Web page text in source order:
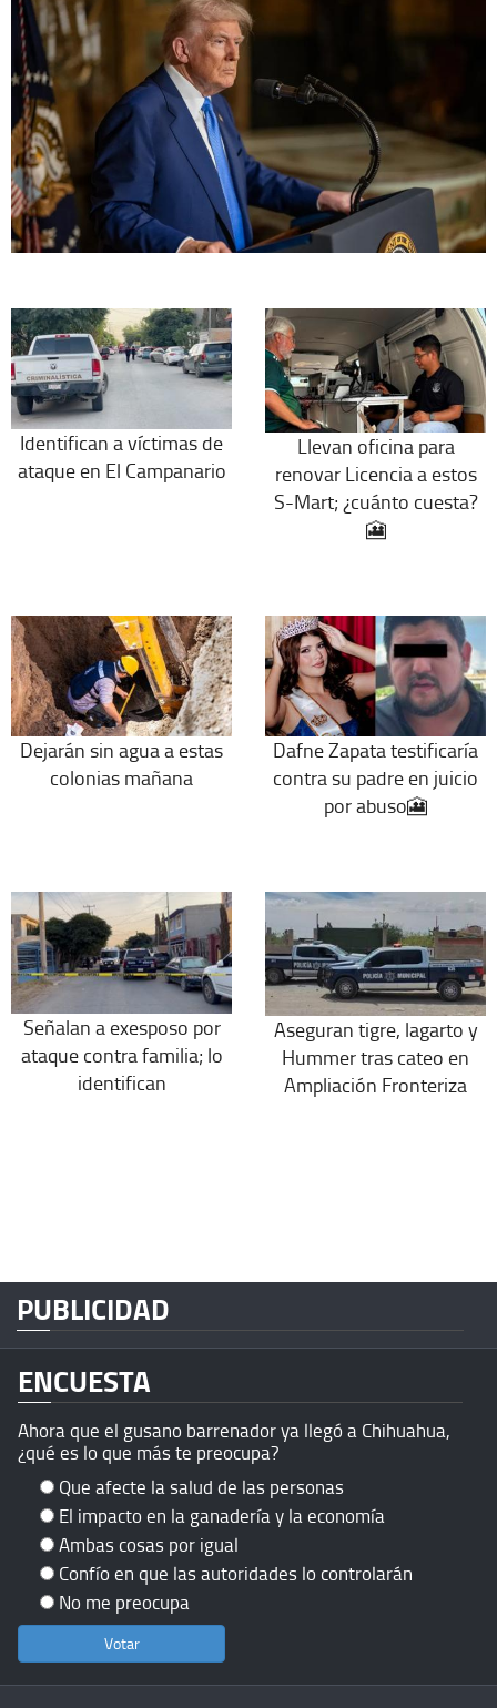
Identifican a víctimas de
ataque en El Campanario
Llevan oficina para
renovar Licencia a estos
S-Mart; ¿cuánto cuesta?
🎦
Dejarán sin agua a estas
colonias mañana
Dafne Zapata testificaría
contra su padre en juicio
por abuso🎦
Señalan a exesposo por
ataque contra familia; lo
identifican
Aseguran tigre, lagarto y
Hummer tras cateo en
Ampliación Fronteriza
PUBLICIDAD
ENCUESTA
Ahora que el gusano barrenador ya llegó a Chihuahua,
¿qué es lo que más te preocupa?
Que afecte la salud de las personas
El impacto en la ganadería y la economía
Ambas cosas por igual
Confío en que las autoridades lo controlarán
No me preocupa